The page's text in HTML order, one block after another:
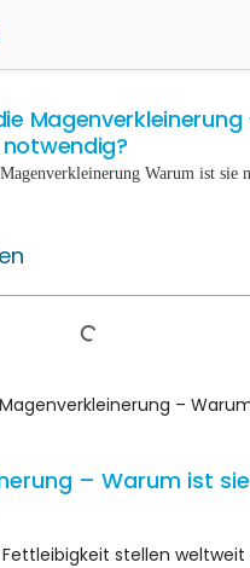
Magenverkleinerung
–
– Warum ist sie
stellen weltweit